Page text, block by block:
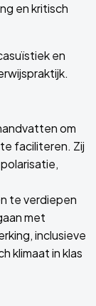
en kritisch
en
om
faciliteren. Zij
te verdiepen
met
inclusieve
klimaat in klas